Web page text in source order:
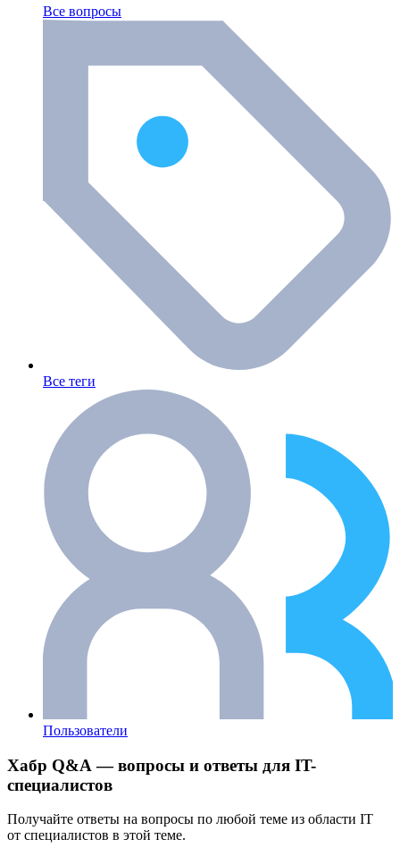
Все вопросы
Все теги
Пользователи
Хабр Q&A — вопросы и ответы для IT-
специалистов
Получайте ответы на вопросы по любой теме из области IT
от специалистов в этой теме.